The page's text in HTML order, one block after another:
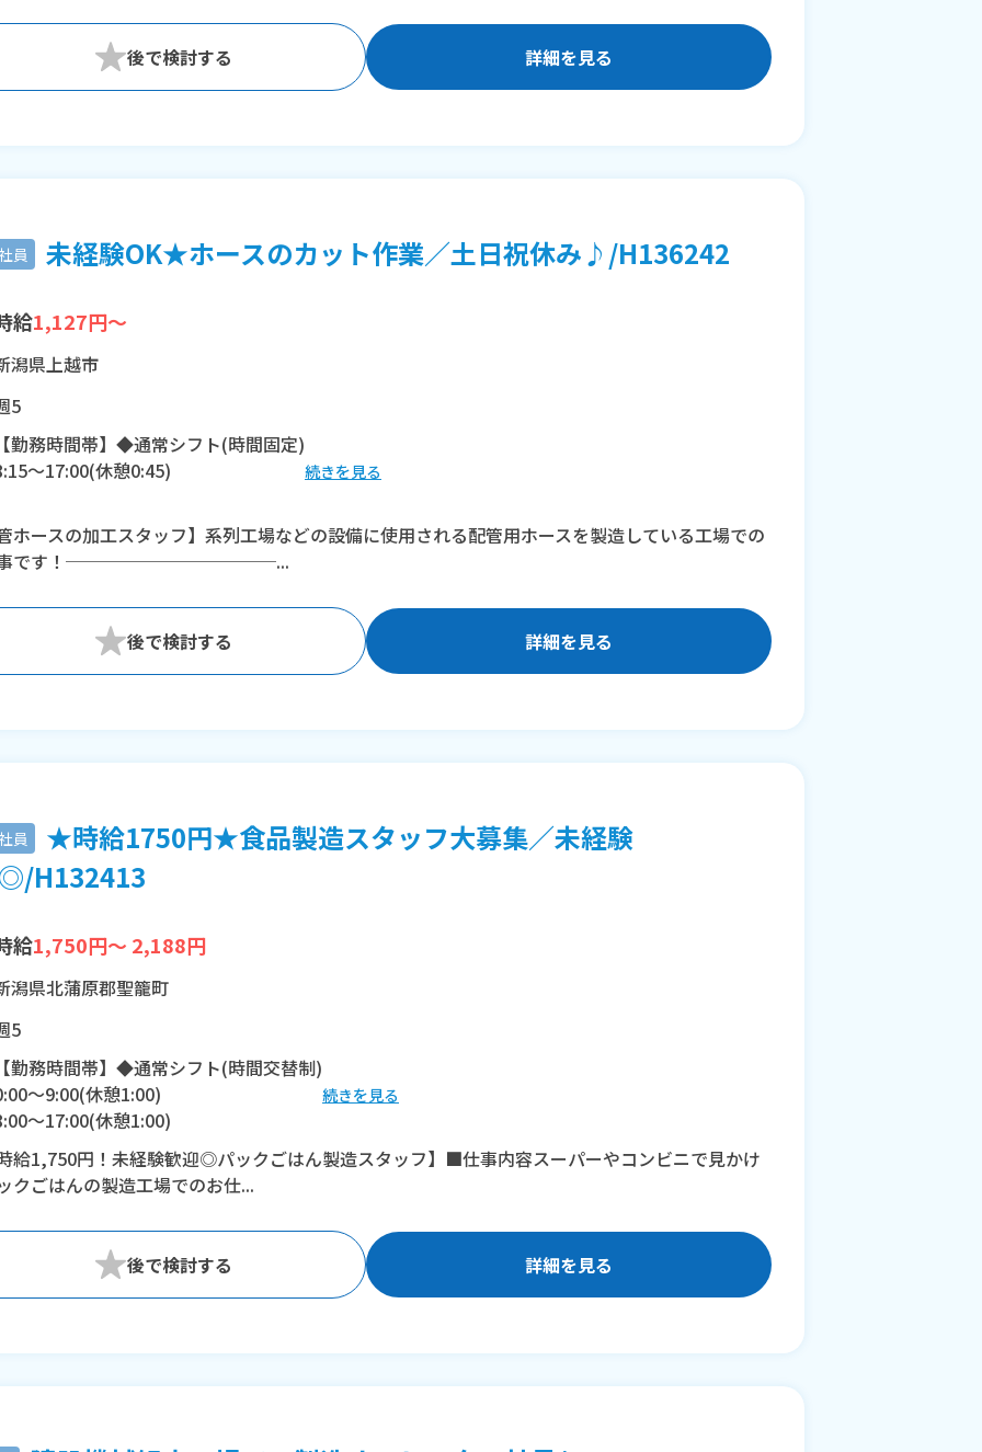
詳細を見る
員 未経験OK★ホースのカット作業／土日祝休み♪/H136242
給1,127円～
潟県上越市
5
勤務時間帯】◆通常シフト(時間固定)
〜17:00(休憩0:45)
業：0〜20時間程度/月
続きを見る
ホースの加工スタッフ】系列工場などの設備に使用される配管用ホースを製造している工場での
事です！────────────...
詳細を見る
員
★時給1750円★食品製造スタッフ大募集／未経験
H132413
給1,750円～ 2,188円
潟県北蒲原郡聖籠町
5
勤務時間帯】◆通常シフト(時間交替制)
〜9:00(休憩1:00)
〜17:00(休憩1:00)
〜翌1:30(休憩1:00)
業：20〜40時間程度/月
続きを見る
給1,750円！未経験歓迎◎パックごはん製造スタッフ】■仕事内容スーパーやコンビニで見かけ
クごはんの製造工場でのお仕...
詳細を見る